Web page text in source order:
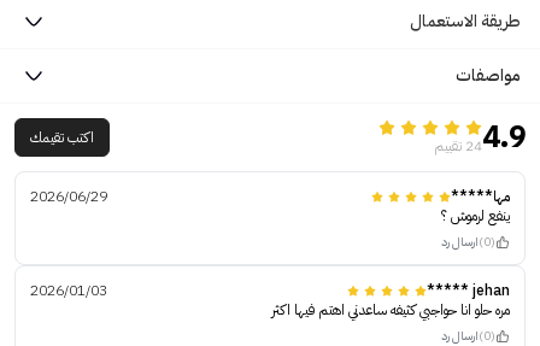
طريقة الاستعمال
مواصفات
4.924 تقييم اكتب تقيمك
مها*****
2026/06/29
ينفع لرموش ؟
(0) ارسال رد
jehan *****
2026/01/03
مره حلو انا حواجبي كثيفه ساعدني اهتم فيها اكثر
(0) ارسال رد